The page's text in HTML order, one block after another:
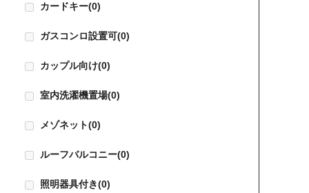
カードキー(0)
ガスコンロ設置可(0)
カップル向け(0)
室内洗濯機置場(0)
メゾネット(0)
ルーフバルコニー(0)
照明器具付き(0)